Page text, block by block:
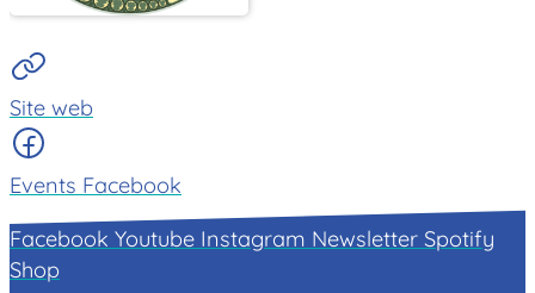
Site web
Events Facebook
Facebook Youtube Instagram Newsletter Spotify
Shop